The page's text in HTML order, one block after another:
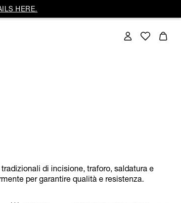
HERE.
di incisione, traforo, saldatura e
per garantire qualità e resistenza.